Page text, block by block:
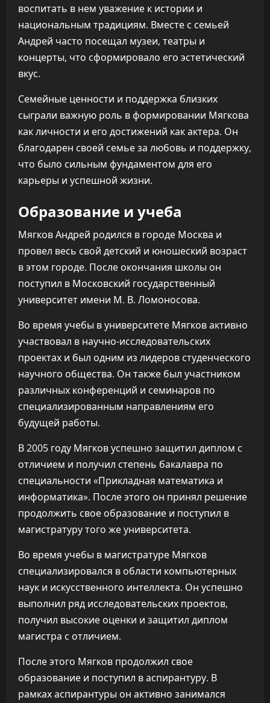
воспитать в нем уважение к истории и
национальным традициям. Вместе с семьей
Андрей часто посещал музеи, театры и
концерты, что сформировало его эстетический
вкус.
Семейные ценности и поддержка близких
сыграли важную роль в формировании Мягкова
как личности и его достижений как актера. Он
благодарен своей семье за любовь и поддержку,
что было сильным фундаментом для его
карьеры и успешной жизни.
Образование и учеба
Мягков Андрей родился в городе Москва и
провел весь свой детский и юношеский возраст
в этом городе. После окончания школы он
поступил в Московский государственный
университет имени М. В. Ломоносова.
Во время учебы в университете Мягков активно
участвовал в научно-исследовательских
проектах и был одним из лидеров студенческого
научного общества. Он также был участником
различных конференций и семинаров по
специализированным направлениям его
будущей работы.
В 2005 году Мягков успешно защитил диплом с
отличием и получил степень бакалавра по
специальности «Прикладная математика и
информатика». После этого он принял решение
продолжить свое образование и поступил в
магистратуру того же университета.
Во время учебы в магистратуре Мягков
специализировался в области компьютерных
наук и искусственного интеллекта. Он успешно
выполнил ряд исследовательских проектов,
получил высокие оценки и защитил диплом
магистра с отличием.
После этого Мягков продолжил свое
образование и поступил в аспирантуру. В
рамках аспирантуры он активно занимался